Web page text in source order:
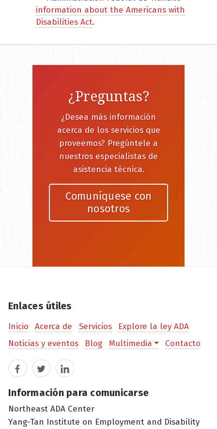
information about the Americans with
Disabilities Act.
¿Preguntas?
¿Desea más información
acerca de los servicios que
proveemos? Pregúntele a
nuestros especialistas de
asistencia técnica.
Comuníquese con
nosotros
Enlaces útiles
Inicio Acerca de Servicios
Explore la ley ADA
Noticias y eventos
Blog Multimedia Contacto
FacebookTwitterLinkedIn
Información para comunicarse
Northeast ADA Center
Yang-Tan Institute on Employment and Disability